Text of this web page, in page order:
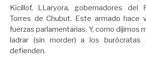
Kicillof, LLaryora, gobernadores del
Torres de Chubut. Este armado hace
fuerzas parlamentarias. Y, como dijimos
ladrar (sin morder) a los burócratas
defienden.